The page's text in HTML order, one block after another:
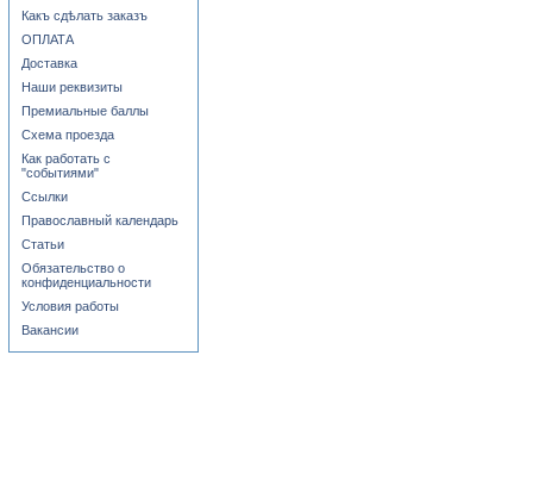
Какъ сдѣлать заказъ
ОПЛАТА
Доставка
Наши реквизиты
Премиальные баллы
Схема проезда
Как работать с
"событиями"
Ссылки
Православный календарь
Статьи
Обязательство о
конфиденциальности
Условия работы
Вакансии